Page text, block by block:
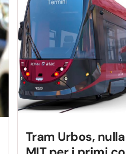
Tram Urbos,